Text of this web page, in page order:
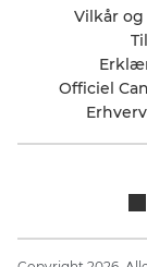
Vilkår
Officiel